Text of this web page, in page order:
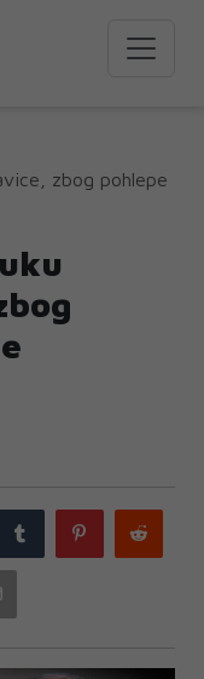
zbog pohlepe
Tumblr Pinterest